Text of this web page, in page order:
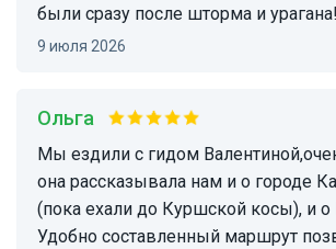
были сразу после шторма и
9 июля 2026
Ольга
Мы ездили с гидом Валентиной,очень интересно
она рассказывала нам и о городе
(пока ехали до Куршской косы), и о
Удобно составленный маршрут